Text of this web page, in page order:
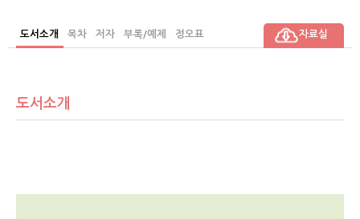
도서소개 목차 저자 부록/예제 정오표 자료실
도서소개